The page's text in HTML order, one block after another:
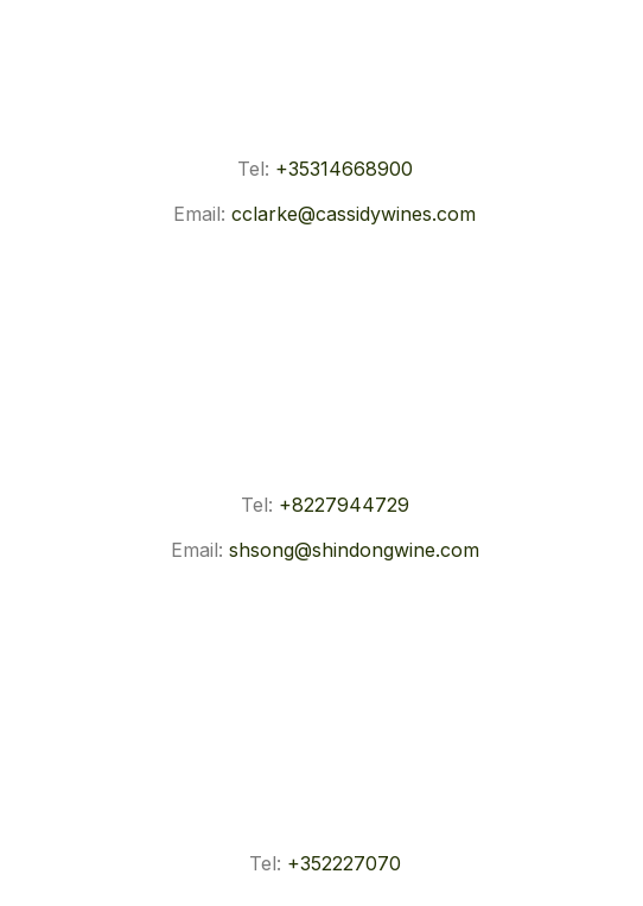
Tel: +35314668900
Email:cclarke@cassidywines.com
Tel: +8227944729
Email: shsong@shindongwine.com
Tel: +352227070